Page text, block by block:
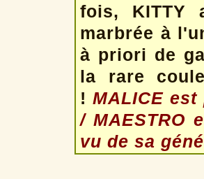
fois, KITTY
marbrée à
à priori de
la rare
! MALICE
/ MAESTRO
vu de sa